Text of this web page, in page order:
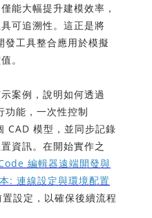
能大幅提升建模效率，
可追溯性。這正是將
工具整合應用於模擬
值。
案例，說明如何透過
功能，一次性控制
CAD 模型，並同步記錄
資訊。在開始實作之
編輯器遠端開發與
: 連線設定與環境配置
設定，以確保後續流程